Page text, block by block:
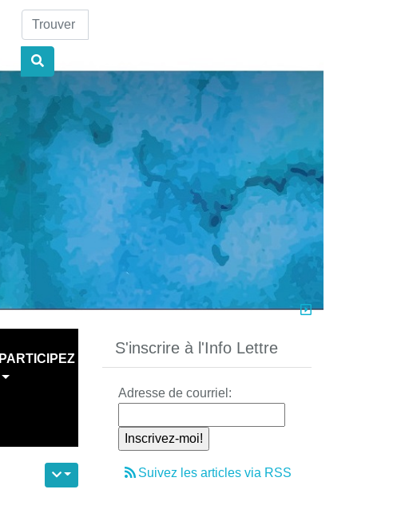
Find
PARTICIPEZ
S'inscrire à l'Info Lettre
Adresse de courriel:
Suivez les articles via RSS